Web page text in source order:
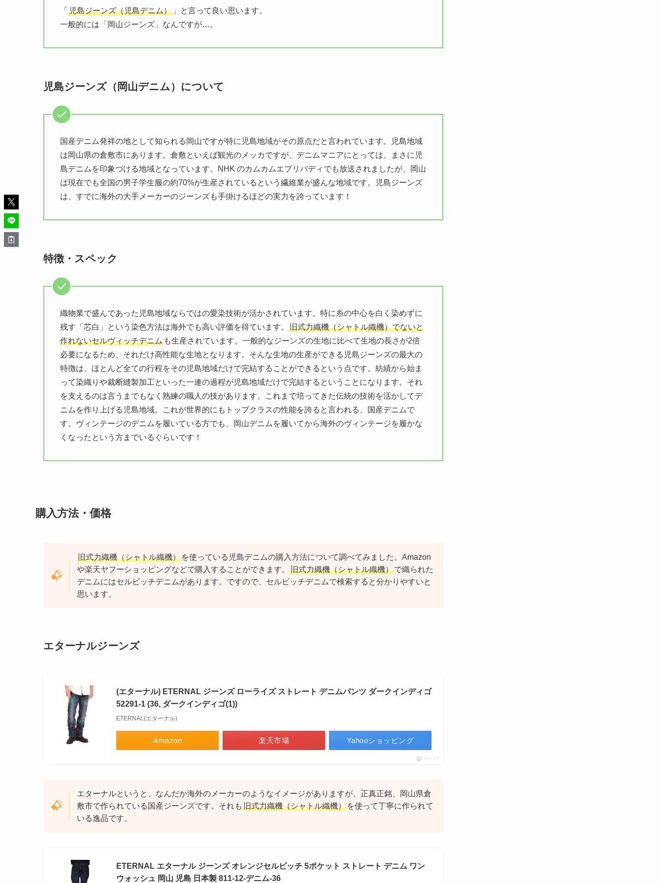
「 児島ジーンズ（児島デニム） 」と言って良い思います。
一般的には「岡山ジーンズ」なんですが…。
児島ジーンズ（岡山デニム）について
国産デニム発祥の地として知られる岡山ですが特に児島地域がその原点だと言われています。児島地域
は岡山県の倉敷市にあります。倉敷といえば観光のメッカですが、デニムマニアにとっては、まさに児
島デニムを印象づける地域となっています。NHK のカムカムエブリバディでも放送されましたが、岡山
は現在でも全国の男子学生服の約70%が生産されているという繊維業が盛んな地域です。児島ジーンズ
は、すでに海外の大手メーカーのジーンズも手掛けるほどの実力を誇っています！
特徴・スペック
織物業で盛んであった児島地域ならではの愛染技術が活かされています。特に糸の中心を白く染めずに
残す「芯白」という染色方法は海外でも高い評価を得ています。
旧式力織機（シャトル織機）でないと
作れないセルヴィッチデニム も生産されています。一般的なジーンズの生地に比べて生地の長さが2倍
必要になるため、それだけ高性能な生地となります。そんな生地の生産ができる児島ジーンズの最大の
特徴は、ほとんど全ての行程をその児島地域だけで完結することができるという点です。紡績から始ま
って染織りや裁断縫製加工といった一連の過程が児島地域だけで完結するということになります。それ
を支えるのは言うまでもなく熟練の職人の技があります。これまで培ってきた伝統の技術を活かしてデ
ニムを作り上げる児島地域。これが世界的にもトップクラスの性能を誇ると言われる、国産デニムで
す。ヴィンテージのデニムを履いている方でも、岡山デニムを履いてから海外のヴィンテージを履かな
くなったという方までいるぐらいです！
購入方法・価格
旧式力織機（シャトル織機） を使っている児島デニムの購入方法について調べてみました。Amazon
や楽天ヤフーショッピングなどで購入することができます。
旧式力織機（シャトル織機）で織られた
デニムにはセルビッチデニムがあります。ですので、セルビッチデニムで検索すると分かりやすいと
思います。
エターナルジーンズ
(エターナル) ETERNAL ジーンズ ローライズ ストレート デニムパンツ ダークインディゴ
52291-1 (36, ダークインディゴ(1))
ETERNAL(エターナル)
Amazon 楽天市場 Yahooショッピング
ポチップ
エターナルというと、なんだか海外のメーカーのようなイメージがありますが、正真正銘、岡山県倉
敷市で作られている国産ジーンズです。それも 旧式力織機（シャトル織機） を使って丁寧に作られて
いる逸品です。
ETERNAL エターナル ジーンズ オレンジセルビッチ 5ポケット ストレート デニム ワン
ウォッシュ 岡山 児島 日本製 811-12-デニム-36